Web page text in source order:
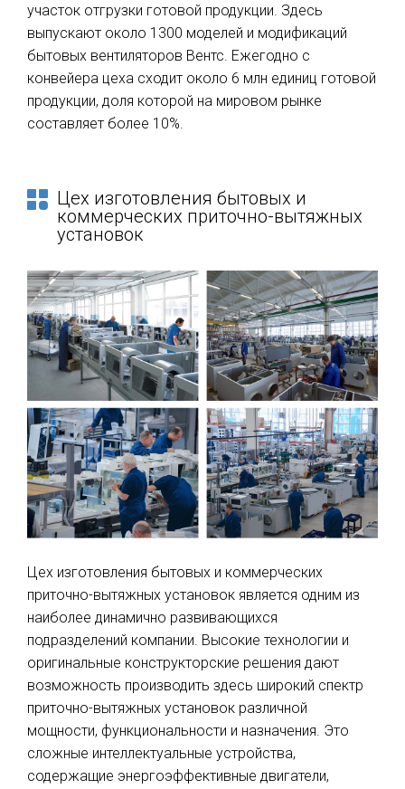
участок отгрузки готовой продукции. Здесь
выпускают около 1300 моделей и модификаций
бытовых вентиляторов Вентс. Ежегодно с
конвейера цеха сходит около 6 млн единиц готовой
продукции, доля которой на мировом рынке
составляет более 10%.
Цех изготовления бытовых и
коммерческих приточно-вытяжных
установок
Цех изготовления бытовых и коммерческих
приточно-вытяжных установок является одним из
наиболее динамично развивающихся
подразделений компании. Высокие технологии и
оригинальные конструкторские решения дают
возможность производить здесь широкий спектр
приточно-вытяжных установок различной
мощности, функциональности и назначения. Это
сложные интеллектуальные устройства,
содержащие энергоэффективные двигатели,